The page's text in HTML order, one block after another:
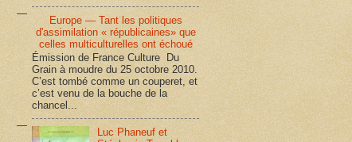
Europe — Tant les politiques
d'assimilation « républicaines» que
celles multiculturelles ont échoué
Émission de France Culture Du
Grain à moudre du 25 octobre 2010.
C’est tombé comme un couperet, et
c’est venu de la bouche de la
chancel...
Luc Phaneuf et